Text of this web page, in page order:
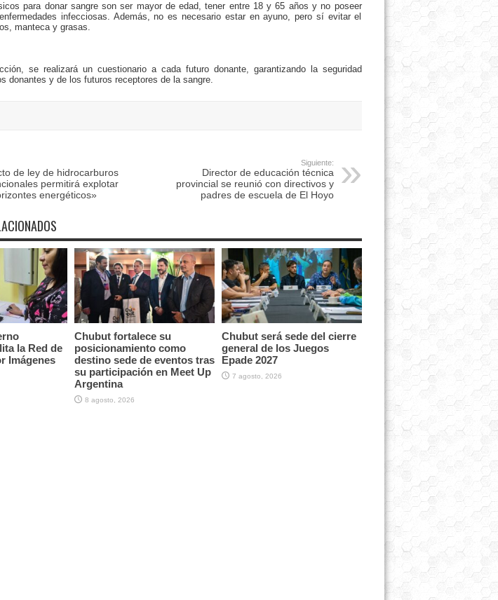
para donar sangre son ser mayor de edad, tener entre 18 y 65 años y no poseer
infecciosas. Además, no es necesario estar en ayuno, pero sí evitar el
manteca y grasas.
se realizará un cuestionario a cada futuro donante, garantizando la seguridad
donantes y de los futuros receptores de la sangre.
de ley de hidrocarburos
permitirá explotar
energéticos»
Siguiente:
Director de educación técnica
provincial se reunió con directivos y
padres de escuela de El Hoyo
la Red de
Imágenes
Chubut fortalece su
posicionamiento como
destino sede de eventos tras
su participación en Meet Up
Argentina
8 agosto, 2026
Chubut será sede del cierre
general de los Juegos
Epade 2027
7 agosto, 2026